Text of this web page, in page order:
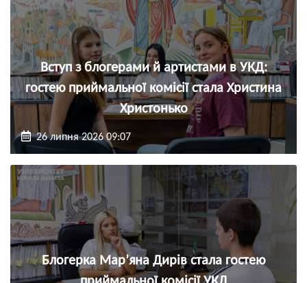
Вступ з блогерами й артистами в УКД:
гостею приймальної комісії стала Христина
Христонько
26 липня 2026 09:07
Блогерка Мар’яна Дирів стала гостею